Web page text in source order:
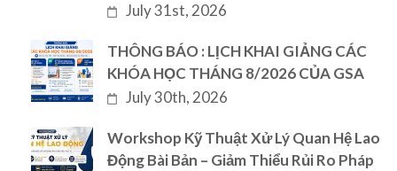
July 31st, 2026
THÔNG BÁO : LỊCH KHAI GIẢNG CÁC
KHÓA HỌC THÁNG 8/2026 CỦA GSA
July 30th, 2026
Workshop Kỹ Thuật Xử Lý Quan Hệ Lao
Động Bài Bản – Giảm Thiểu Rủi Ro Pháp